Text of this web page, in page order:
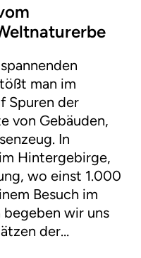
man im
Spuren der
von Gebäuden,
In
Hintergebirge,
wo einst 1.000
Besuch im
begeben wir uns
der